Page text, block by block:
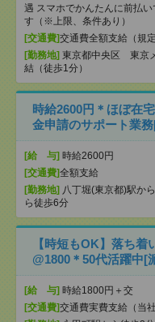
遇 スマホでかんたんに前払い
す（※上限、条件あり）
[交通費]交通費全額支給（規定
[勤務地] 東京都中央区 東京
結（徒歩1分）
時給2600円＊ほぼ在
金申請のサポート業
[給 与] 時給2600円
[交通費]全額支給
[勤務地] 八丁堀(東京都)駅か
ら徒歩6分
【時短もOK】落ち
@1800＊50代活躍中[
[給 与] 時給1800円＋交
[交通費]交通費実費支給（当